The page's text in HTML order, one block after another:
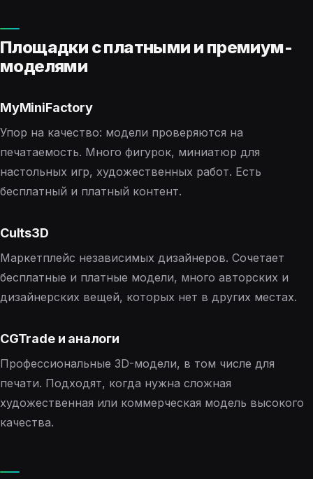
Площадки с платными и премиум-
моделями
MyMiniFactory
Упор на качество: модели проверяются на
печатаемость. Много фигурок, миниатюр для
настольных игр, художественных работ. Есть
бесплатный и платный контент.
Cults3D
Маркетплейс независимых дизайнеров. Сочетает
бесплатные и платные модели, много авторских и
дизайнерских вещей, которых нет в других местах.
CGTrade и аналоги
Профессиональные 3D-модели, в том числе для
печати. Подходят, когда нужна сложная
художественная или коммерческая модель высокого
качества.